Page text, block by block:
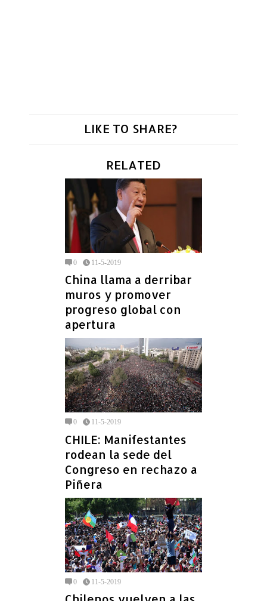
LIKE TO SHARE?
RELATED
0 11-5-2019
China llama a derribar
muros y promover
progreso global con
apertura
0 11-5-2019
CHILE: Manifestantes
rodean la sede del
Congreso en rechazo a
Piñera
0 11-5-2019